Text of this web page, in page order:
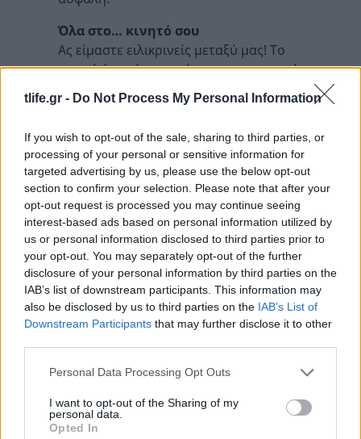
tlife.gr - Do Not Process My Personal Information
If you wish to opt-out of the sale, sharing to third parties, or
processing of your personal or sensitive information for
targeted advertising by us, please use the below opt-out
section to confirm your selection. Please note that after your
opt-out request is processed you may continue seeing
interest-based ads based on personal information utilized by
us or personal information disclosed to third parties prior to
your opt-out. You may separately opt-out of the further
disclosure of your personal information by third parties on the
IAB’s list of downstream participants. This information may
also be disclosed by us to third parties on the IAB’s List of
Downstream Participants that may further disclose it to other
Please note that this website/app uses one or more Google
not limited to your visit or usage behaviour. You may click to
grant or deny consent to Google and its third-party tags to
use your data for below specified purposes in below Google
Personal Data Processing Opt Outs
I want to opt-out of the Sharing of my
personal data.
Opted In
Όλα στο… κινητό σου
Ας είμαστε ειλικρινείς μεταξύ μας! Το
κινητό έχει γίνει προέκταση του χεριού
σου. Τσεκάρεις τον καιρό, ρυθμίζεις τα
ξυπνητήρια σου, ετοιμάζεις τις λίστες
σημειώσεις, απαντάς στα mail της
δουλειάς, ακούς τη μουσική που σου
αρέσει για να χαλαρώσεις. Ε, τώρα,
μπορείς να δεις ακόμα και την εξέλιξη
του εμβρύου σου κατά την παραμονή
του στο εργαστήριο της Institute Of
Life – ΙΑΣΩ.Για να το έχεις,
κυριολεκτικά, σαν τα μάτια σου.
Τι είναι το MyLifeLive App;
Πρόκειται για μία πρωτοποριακή
εφαρμογή, μοναδική για τα ελληνικά
δεδομένα, που προσφέρει τη
σου να παρακολουθείτε τα μωράκια
σας, όσο βρίσκονται στο εργαστήριο,